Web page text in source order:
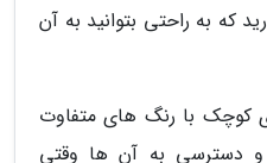
که به راحتی بتوانید به آن
کوچک با رنگ های متفاوت
و دسترسی به آن ها وقتی